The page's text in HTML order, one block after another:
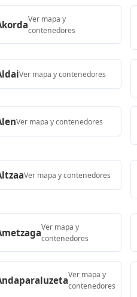
Ver mapa y
contenedores
Ver mapa y contenedores
Ver mapa y contenedores
Ver mapa y contenedores
Ver mapa y
contenedores
Ver mapa y
contenedores